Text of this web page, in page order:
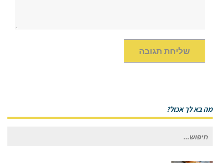
מה בא לך אכול?